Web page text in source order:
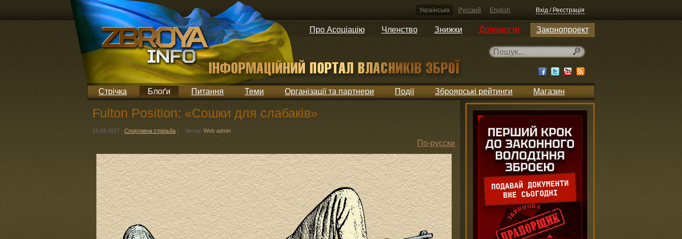
Українська Русский English Вхід / Реєстрація
Про Асоціацію Членство Знижки Допомогти Законопроект
Стрічка Блоґи Питання Теми Організації та партнери Події Зброярські рейтинги Магазин
Fulton Position: «Сошки для слабаків»
15.09.2017 | Спортивна стрільба | Автор: Web admin
По-русски